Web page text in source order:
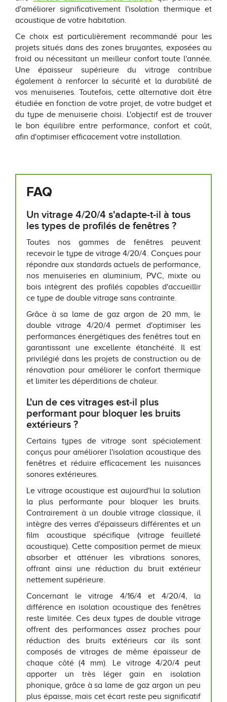
d'améliorer significativement l'isolation thermique et
acoustique de votre habitation.
Ce choix est particulièrement recommandé pour les
projets situés dans des zones bruyantes, exposées au
froid ou nécessitant un meilleur confort toute l'année.
Une épaisseur supérieure du vitrage contribue
également à renforcer la sécurité et la durabilité de
vos menuiseries. Toutefois, cette alternative doit être
étudiée en fonction de votre projet, de votre budget et
du type de menuiserie choisi. L'objectif est de trouver
le bon équilibre entre performance, confort et coût,
afin d'optimiser efficacement votre installation.
FAQ
Un vitrage 4/20/4 s'adapte-t-il à tous
les types de profilés de fenêtres ?
Toutes nos gammes de fenêtres peuvent
recevoir le type de vitrage 4/20/4. Conçues pour
répondre aux standards actuels de performance,
nos menuiseries en aluminium, PVC, mixte ou
bois intègrent des profilés capables d'accueillir
ce type de double vitrage sans contrainte.
Grâce à sa lame de gaz argon de 20 mm, le
double vitrage 4/20/4 permet d'optimiser les
performances énergétiques des fenêtres tout en
garantissant une excellente étanchéité. Il est
privilégié dans les projets de construction ou de
rénovation pour améliorer le confort thermique
et limiter les déperditions de chaleur.
L'un de ces vitrages est-il plus
performant pour bloquer les bruits
extérieurs ?
Certains types de vitrage sont spécialement
conçus pour améliorer l'isolation acoustique des
fenêtres et réduire efficacement les nuisances
sonores extérieures.
Le vitrage acoustique est aujourd'hui la solution
la plus performante pour bloquer les bruits.
Contrairement à un double vitrage classique, il
intègre des verres d'épaisseurs différentes et un
film acoustique spécifique (vitrage feuilleté
acoustique). Cette composition permet de mieux
absorber et atténuer les vibrations sonores,
offrant ainsi une réduction du bruit extérieur
nettement supérieure.
Concernant le vitrage 4/16/4 et 4/20/4, la
différence en isolation acoustique des fenêtres
reste limitée. Ces deux types de double vitrage
offrent des performances assez proches pour
réduction des bruits extérieurs car ils sont
composés de vitrages de même épaisseur de
chaque côté (4 mm). Le vitrage 4/20/4 peut
apporter un très léger gain en isolation
phonique, grâce à sa lame de gaz argon un peu
plus épaisse, mais cet écart reste peu significatif